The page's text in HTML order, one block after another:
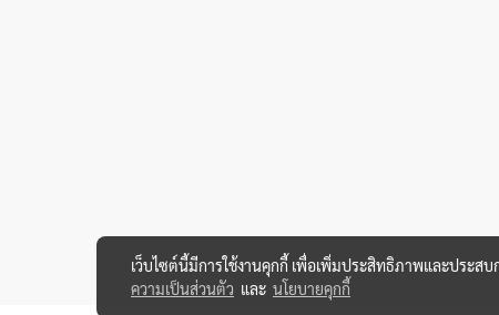
เว็บไซต์นี้มีการใช้งานคุกกี้ เพื่อเพิ่มประสิทธิภาพและประส
ความเป็นส่วนตัว และ นโยบายคุกกี้